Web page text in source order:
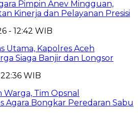
Pimpin Anev Mingguan,
Kinerja dan Pelayanan Presisi
- 12:42 WIB
Utama, Kapolres Aceh
Siaga Banjir dan Longsor
WIB
Tim Opsnal
Agara Bongkar Peredaran Sabu